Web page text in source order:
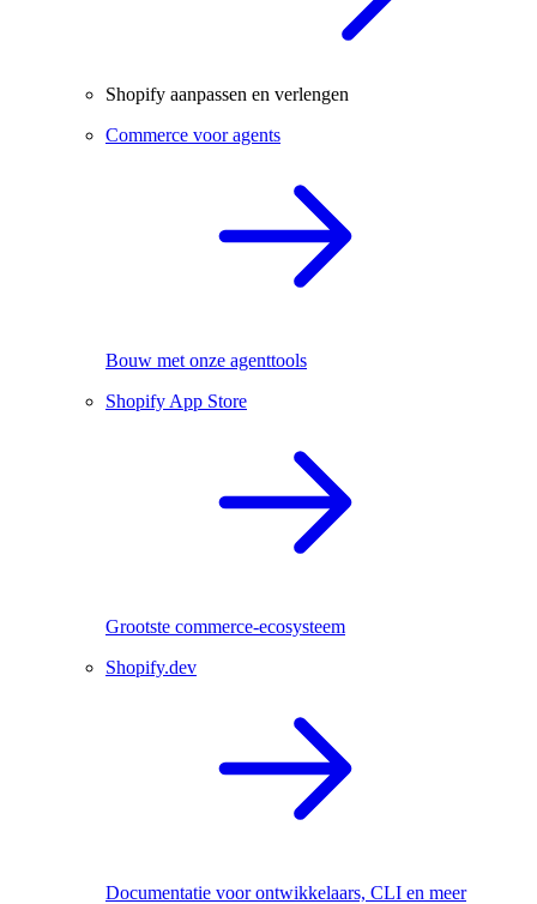
Shopify aanpassen en verlengen
Commerce voor agents
Bouw met onze agenttools
Shopify App Store
Grootste commerce-ecosysteem
Shopify.dev
Documentatie voor ontwikkelaars, CLI en meer